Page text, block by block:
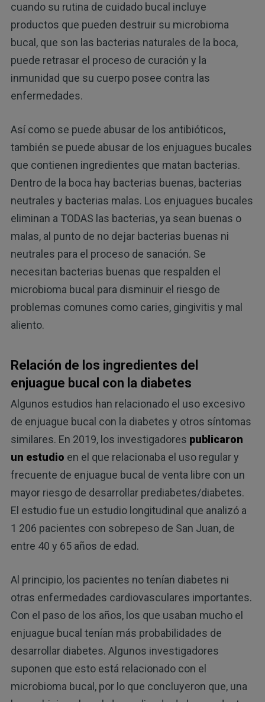
cuando su rutina de cuidado bucal incluye
productos que pueden destruir su microbioma
bucal, que son las bacterias naturales de la boca,
puede retrasar el proceso de curación y la
inmunidad que su cuerpo posee contra las
enfermedades.
Así como se puede abusar de los antibióticos,
también se puede abusar de los enjuagues bucales
que contienen ingredientes que matan bacterias.
Dentro de la boca hay bacterias buenas, bacterias
neutrales y bacterias malas. Los enjuagues bucales
eliminan a TODAS las bacterias, ya sean buenas o
malas, al punto de no dejar bacterias buenas ni
neutrales para el proceso de sanación. Se
necesitan bacterias buenas que respalden el
microbioma bucal para disminuir el riesgo de
problemas comunes como caries, gingivitis y mal
aliento.
Relación de los ingredientes del
enjuague bucal con la diabetes
Algunos estudios han relacionado el uso excesivo
de enjuague bucal con la diabetes y otros síntomas
similares. En 2019, los investigadores publicaron
un estudio en el que relacionaba el uso regular y
frecuente de enjuague bucal de venta libre con un
mayor riesgo de desarrollar prediabetes/diabetes.
El estudio fue un estudio longitudinal que analizó a
1 206 pacientes con sobrepeso de San Juan, de
entre 40 y 65 años de edad.
Al principio, los pacientes no tenían diabetes ni
otras enfermedades cardiovasculares importantes.
Con el paso de los años, los que usaban mucho el
enjuague bucal tenían más probabilidades de
desarrollar diabetes. Algunos investigadores
suponen que esto está relacionado con el
microbioma bucal, por lo que concluyeron que, una